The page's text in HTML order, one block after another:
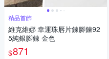
精品首飾
維克維娜 幸運珠唇片鍊腳鍊92
5純銀腳鍊 金色
$871